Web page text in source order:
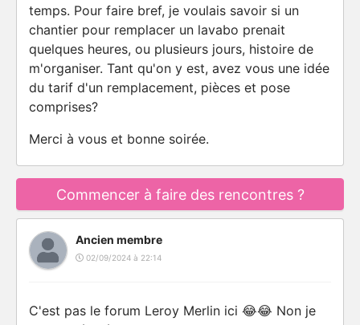
temps. Pour faire bref, je voulais savoir si un
chantier pour remplacer un lavabo prenait
quelques heures, ou plusieurs jours, histoire de
m'organiser. Tant qu'on y est, avez vous une idée
du tarif d'un remplacement, pièces et pose
comprises?
Merci à vous et bonne soirée.
Commencer à faire des rencontres ?
Ancien membre
02/09/2024 à 22:14
C'est pas le forum Leroy Merlin ici 😂😂 Non je